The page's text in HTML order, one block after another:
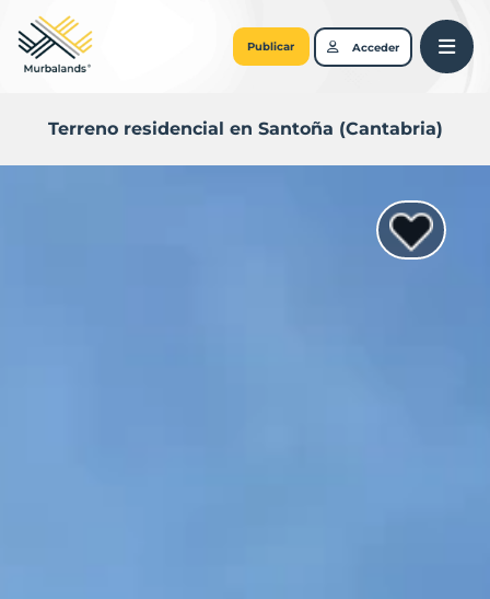
Publicar Acceder
Terreno residencial en Santoña (Cantabria)